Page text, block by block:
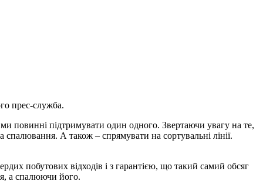
прес-служба.
повинні підтримувати один одного. Звертаючи увагу на те,
А також – спрямувати на сортувальні лінії.
побутових відходів і з гарантією, що такий самий обсяг
а спалюючи його.